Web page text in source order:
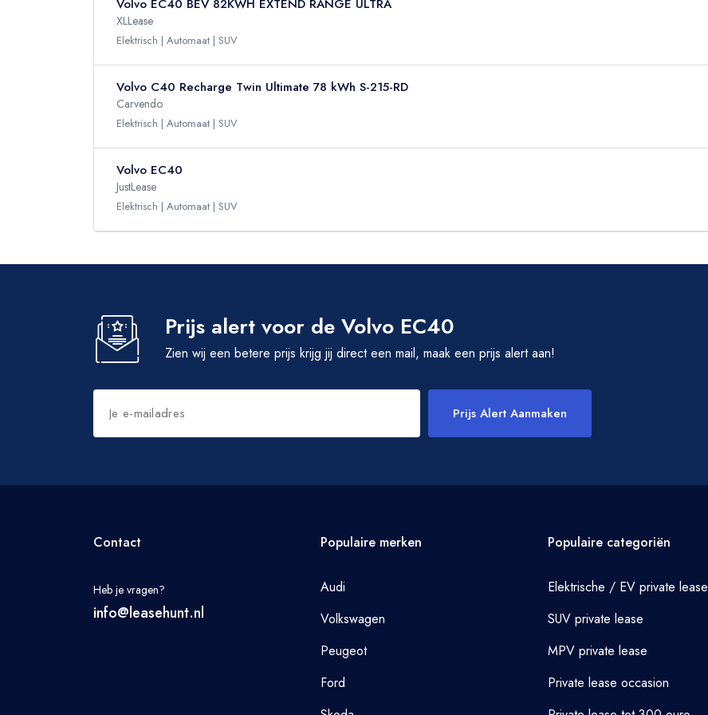
Volvo EC40 BEV 82KWH EXTEND RANGE ULTRA
XLLease
Elektrisch Automaat SUV
Volvo C40 Recharge Twin Ultimate 78 kWh S-215-RD
Carvendo
Elektrisch Automaat SUV
Volvo EC40
JustLease
Elektrisch Automaat SUV
Prijs alert voor de Volvo EC40
Zien wij een betere prijs krijg jij direct een mail, maak een prijs alert aan!
Prijs Alert Aanmaken
Contact
Heb je vragen?
info@leasehunt.nl
Populaire merken
Audi
Volkswagen
Peugeot
Ford
Populaire categoriën
Elektrische / EV private lease
SUV private lease
MPV private lease
Private lease occasion